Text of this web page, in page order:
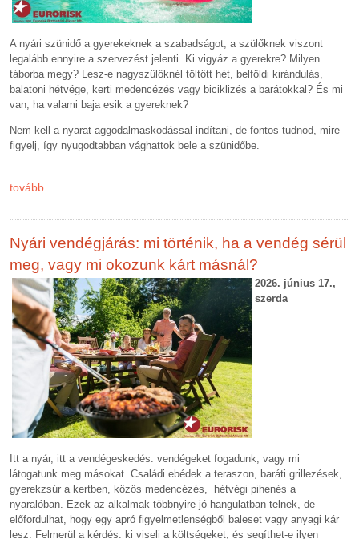
A nyári szünidő a gyerekeknek a szabadságot, a szülőknek viszont
legalább ennyire a szervezést jelenti. Ki vigyáz a gyerekre? Milyen
táborba megy? Lesz-e nagyszülőknél töltött hét, belföldi kirándulás,
balatoni hétvége, kerti medencézés vagy biciklizés a barátokkal? És mi
van, ha valami baja esik a gyereknek?
Nem kell a nyarat aggodalmaskodással indítani, de fontos tudnod, mire
figyelj, így nyugodtabban vághattok bele a szünidőbe.
tovább...
Nyári vendégjárás: mi történik, ha a vendég sérül
meg, vagy mi okozunk kárt másnál?
2026. június 17.,
szerda
Itt a nyár, itt a vendégeskedés: vendégeket fogadunk, vagy mi
látogatunk meg másokat. Családi ebédek a teraszon, baráti grillezések,
gyerekzsúr a kertben, közös medencézés, hétvégi pihenés a
nyaralóban. Ezek az alkalmak többnyire jó hangulatban telnek, de
előfordulhat, hogy egy apró figyelmetlenségből baleset vagy anyagi kár
lesz. Felmerül a kérdés: ki viseli a költségeket, és segíthet-e ilyen